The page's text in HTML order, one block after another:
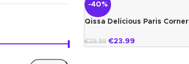
-40%
Qissa Delicious Paris Corner
€39.99 €23.99